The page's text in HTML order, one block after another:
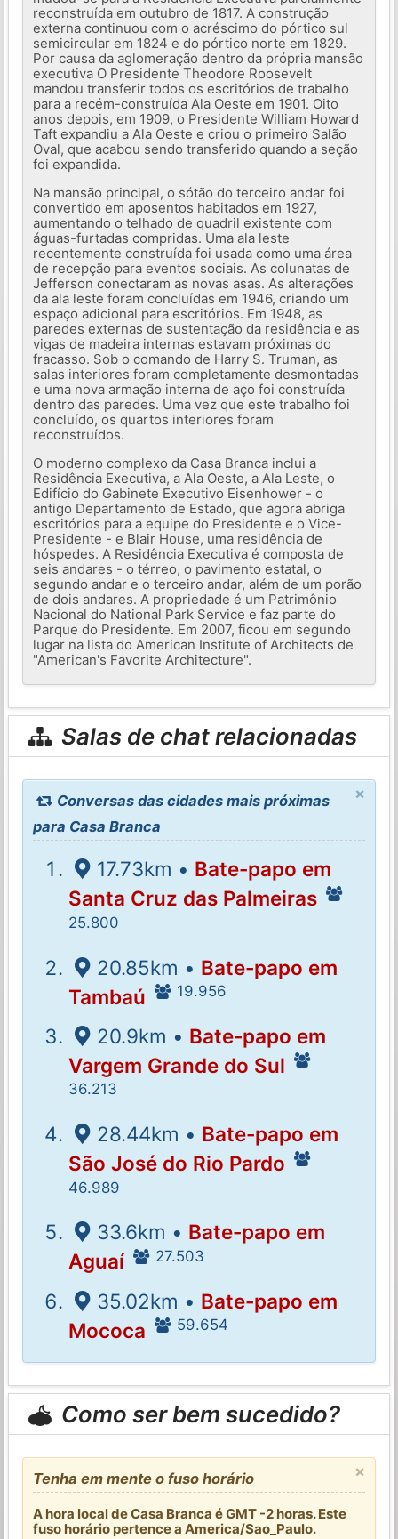
reconstruída em outubro de 1817. A construção
externa continuou com o acréscimo do pórtico sul
semicircular em 1824 e do pórtico norte em 1829.
Por causa da aglomeração dentro da própria mansão
executiva O Presidente Theodore Roosevelt
mandou transferir todos os escritórios de trabalho
para a recém-construída Ala Oeste em 1901. Oito
anos depois, em 1909, o Presidente William Howard
Taft expandiu a Ala Oeste e criou o primeiro Salão
Oval, que acabou sendo transferido quando a seção
foi expandida.
Na mansão principal, o sótão do terceiro andar foi
convertido em aposentos habitados em 1927,
aumentando o telhado de quadril existente com
águas-furtadas compridas. Uma ala leste
recentemente construída foi usada como uma área
de recepção para eventos sociais. As colunatas de
Jefferson conectaram as novas asas. As alterações
da ala leste foram concluídas em 1946, criando um
espaço adicional para escritórios. Em 1948, as
paredes externas de sustentação da residência e as
vigas de madeira internas estavam próximas do
fracasso. Sob o comando de Harry S. Truman, as
salas interiores foram completamente desmontadas
e uma nova armação interna de aço foi construída
dentro das paredes. Uma vez que este trabalho foi
concluído, os quartos interiores foram
reconstruídos.
O moderno complexo da Casa Branca inclui a
Residência Executiva, a Ala Oeste, a Ala Leste, o
Edifício do Gabinete Executivo Eisenhower - o
antigo Departamento de Estado, que agora abriga
escritórios para a equipe do Presidente e o Vice-
Presidente - e Blair House, uma residência de
hóspedes. A Residência Executiva é composta de
seis andares - o térreo, o pavimento estatal, o
segundo andar e o terceiro andar, além de um porão
de dois andares. A propriedade é um Patrimônio
Nacional do National Park Service e faz parte do
Parque do Presidente. Em 2007, ficou em segundo
lugar na lista do American Institute of Architects de
"American's Favorite Architecture".
Salas de chat relacionadas
×
Conversas das cidades mais próximas
para Casa Branca
17.73km • Bate-papo em
Santa Cruz das Palmeiras
25.800
20.85km • Bate-papo em
Tambaú
19.956
20.9km • Bate-papo em
Vargem Grande do Sul
36.213
28.44km • Bate-papo em
São José do Rio Pardo
46.989
33.6km • Bate-papo em
Aguaí
27.503
35.02km • Bate-papo em
Mococa
59.654
Como ser bem sucedido?
×
Tenha em mente o fuso horário
A hora local de Casa Branca é GMT -2 horas. Este
fuso horário pertence a America/Sao_Paulo.